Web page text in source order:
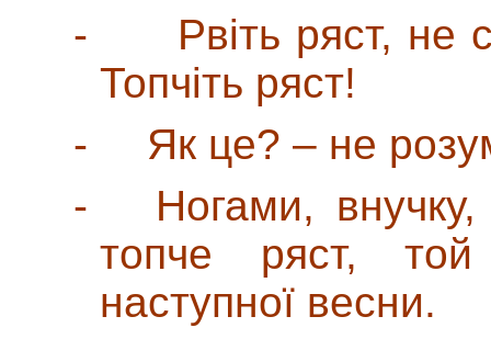
-
Рвіть ряст, не
Топчіть ряст!
-
Як це? – не
-
Ногами,
топче ряст,
наступної весни.